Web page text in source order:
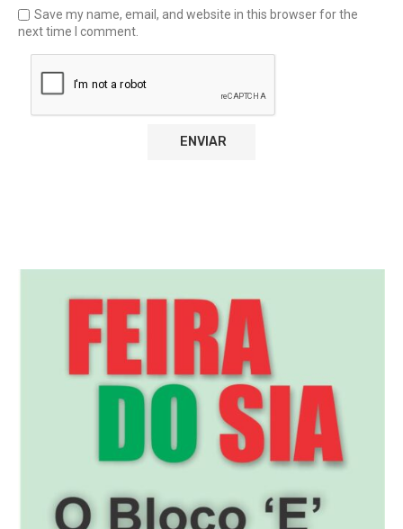
Save my name, email, and website in this browser for the
next time I comment.